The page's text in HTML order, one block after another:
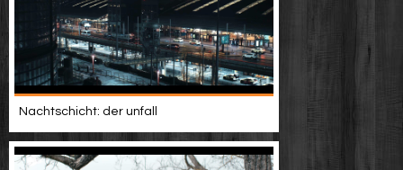
Nachtschicht: der unfall